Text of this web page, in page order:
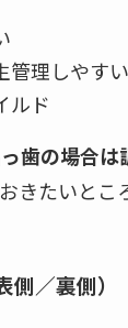
管理しやすい
ルド
歯の場合は
きたいとこ
／裏側）